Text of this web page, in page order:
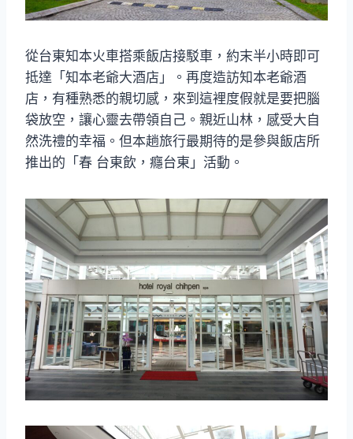
從台東知本火車搭乘飯店接駁車，約末半小時即可
抵達「知本老爺大酒店」。再度造訪知本老爺酒
店，有種熟悉的親切感，來到這裡度假就是要把腦
袋放空，讓心靈去帶領自己。親近山林，感受大自
然洗禮的幸福。但本趟旅行最期待的是參與飯店所
推出的「春 台東飲，癮台東」活動。